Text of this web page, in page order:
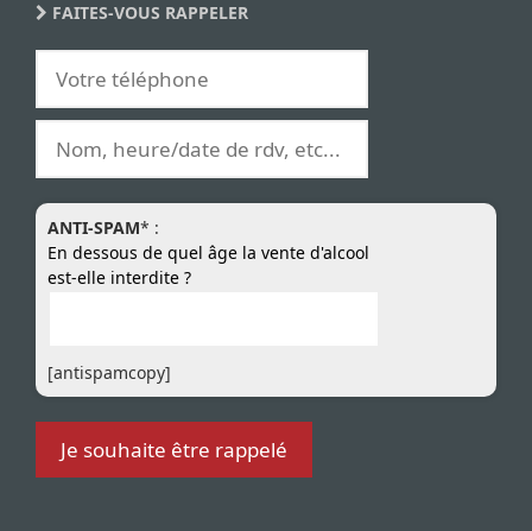
FAITES-VOUS RAPPELER
ANTI-SPAM* :
En dessous de quel âge la vente d'alcool
est-elle interdite ?
[antispamcopy]